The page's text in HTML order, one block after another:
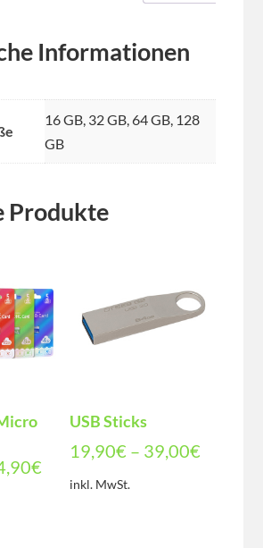
Informationen
16 GB, 32 GB, 64 GB, 128
GB
Produkte
€
USB Sticks
19,90€ – 39,00€
inkl. MwSt.